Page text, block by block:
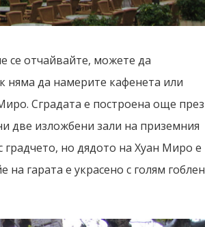
се отчайвайте, можете да
няма да намерите кафенета или
Сградата е построена още през
две изложбени зали на приземния
градчето, но дядото на Хуан Миро е
гарата е украсено с голям гоблен